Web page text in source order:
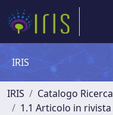
IRIS
IRIS Catalogo Ricerca
1.1 Articolo in rivista